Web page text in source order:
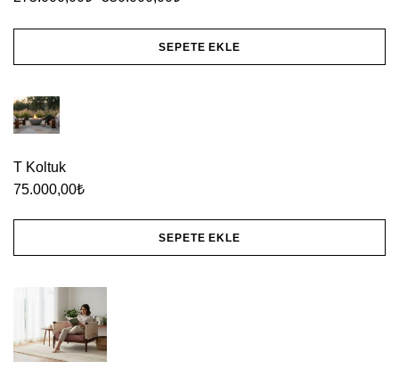
var.
Seçenekler
seçilebilir
SEPETE EKLE
ürünün
birden
fazla
varyasyonu
sayfasından
seçilebilir
T Koltuk
75.000,00₺
SEPETE EKLE